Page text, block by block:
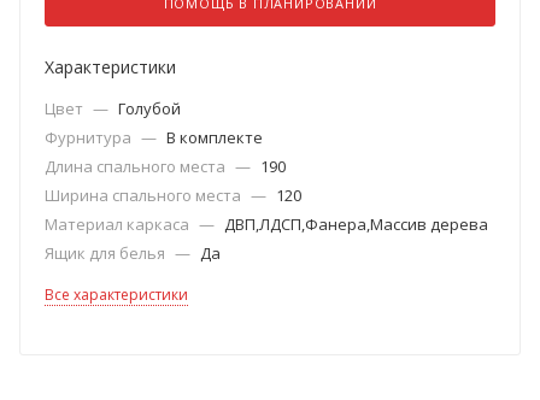
Характеристики
Цвет — Голубой
Фурнитура — В комплекте
Длина спального места — 190
Ширина спального места — 120
Материал каркаса — ДВП,ЛДСП,Фанера,Массив дерева
Ящик для белья — Да
Все характеристики